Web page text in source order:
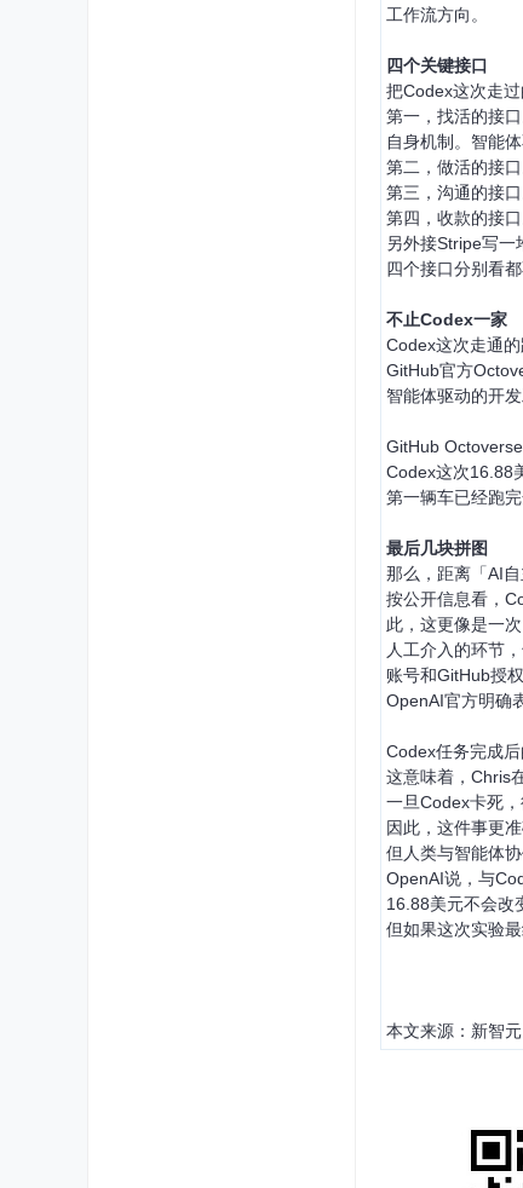
工作流方向。
四个关键接口
把Codex这次走
第一，找活的接
自身机制。智能
第二，做活的接
第三，沟通的接
第四，收款的接
另外接Stripe写一
四个接口分别看
不止Codex一家
Codex这次走通
GitHub官方
智能体驱动的开
GitHub
Codex这次16.88
第一辆车已经跑完
最后几块拼图
那么，距离「AI
按公开信息看，
此，这更像是一
人工介入的环节
账号和GitHub授
OpenAI官方明确
Codex任务完成
这意味着，Chris
一旦Codex卡死，
因此，这件事更
但人类与智能体
OpenAI说，与
16.88美元不会改
但如果这次实验
本文来源：新智元